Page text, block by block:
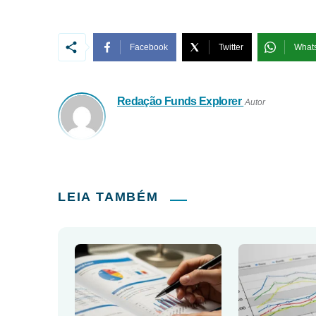
Facebook Twitter
Redação Funds Explorer Autor
LEIA TAMBÉM